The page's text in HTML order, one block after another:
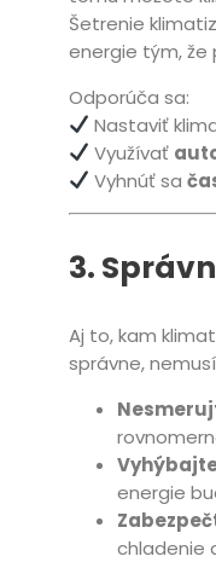
Šetrenie
energie tým, že
Odporúča sa:
Nastaviť
Využívať
Vyhnúť sa
3.
Aj to, kam
správne,
energie
chladenie